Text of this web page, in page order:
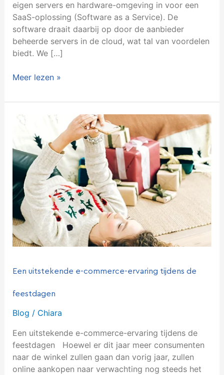
eigen servers en hardware-omgeving in voor een
SaaS-oplossing (Software as a Service). De
software draait daarbij op door de aanbieder
beheerde servers in de cloud, wat tal van voordelen
biedt. We […]
Meer lezen »
Een uitstekende e-commerce-ervaring tijdens de
feestdagen
Blog / Chiara
Een uitstekende e-commerce-ervaring tijdens de
feestdagen Hoewel er dit jaar meer consumenten
naar de winkel zullen gaan dan vorig jaar, zullen
online aankopen naar verwachting nog steeds het
uitstekende
commerce-
ervaring
tijdens
de
feestdagen